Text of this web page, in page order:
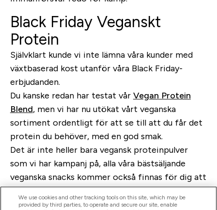
Black Friday Veganskt
Protein
Självklart kunde vi inte lämna våra kunder med
växtbaserad kost utanför våra Black Friday-
erbjudanden.
Du kanske redan har testat vår Vegan Protein
Blend, men vi har nu utökat vårt veganska
sortiment ordentligt för att se till att du får det
protein du behöver, med en god smak.
Det är inte heller bara vegansk proteinpulver
som vi har kampanj på, alla våra bästsäljande
veganska snacks kommer också finnas för dig att
lägga vantarna på. Det innebär alltså vårVegan
Baked Cookie,Gooey Cookieoch vårVegan
We use cookies and other tracking tools on this site, which may be
provided by third parties, to operate and secure our site, enable